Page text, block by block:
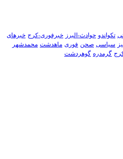
تکواندو حوادث-البرز خبرفوری-کرج خبرهای
سیاسی صحن فوری ماهدشت محمدشهر
گرمدره گوهردشت